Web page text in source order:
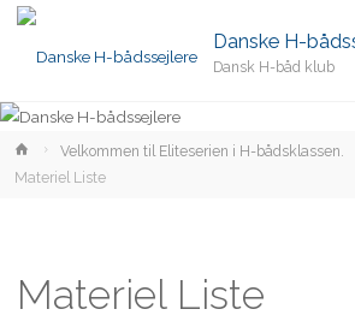
Danske H-
Dansk H-båd klub
HomeVelkommen til Eliteserien i H-bådsklassen.
Materiel Liste
Materiel Liste